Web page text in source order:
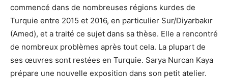
commencé dans de nombreuses régions kurdes de
Turquie entre 2015 et 2016, en particulier Sur/Diyarbakır
(Amed), et a traité ce sujet dans sa thèse. Elle a rencontré
de nombreux problèmes après tout cela. La plupart de
ses œuvres sont restées en Turquie. Sarya Nurcan Kaya
prépare une nouvelle exposition dans son petit atelier.